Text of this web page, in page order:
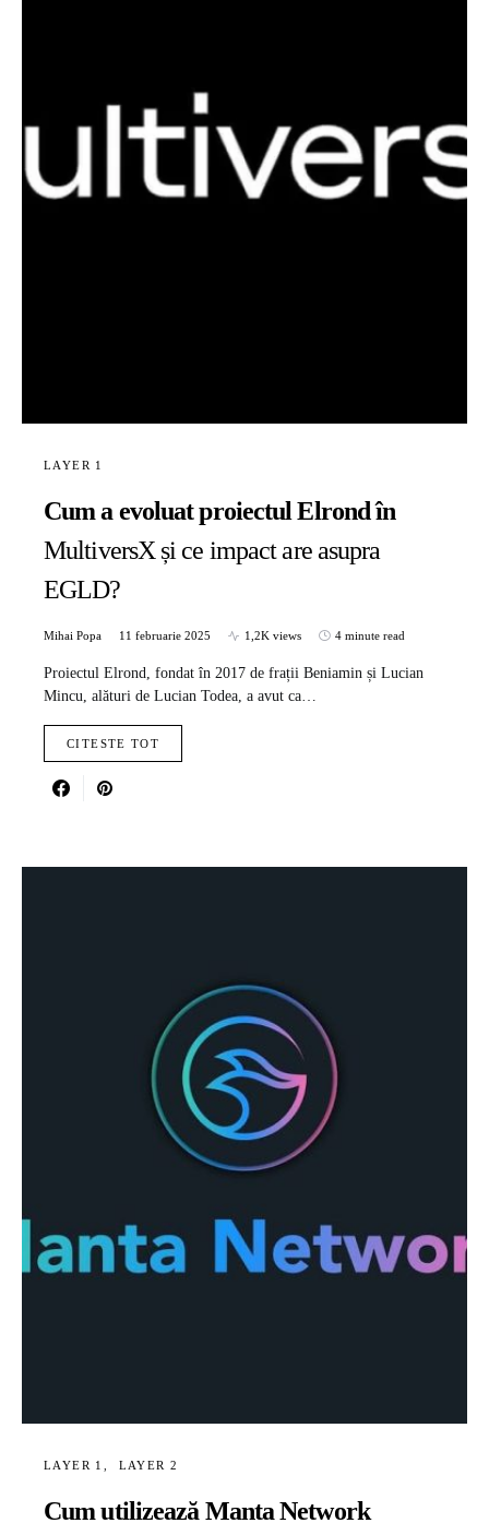
LAYER 1
Cum a evoluat proiectul Elrond în
MultiversX și ce impact are asupra
EGLD?
Mihai Popa 11 februarie 2025 1,2K views 4 minute read
Proiectul Elrond, fondat în 2017 de frații Beniamin și Lucian
Mincu, alături de Lucian Todea, a avut ca…
CITESTE TOT
LAYER 1 LAYER 2
Cum utilizează Manta Network